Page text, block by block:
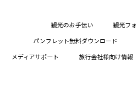
観光のお手伝い
観光フ
パンフレット無料ダウンロード
メディアサポート
旅行会社様向け情報